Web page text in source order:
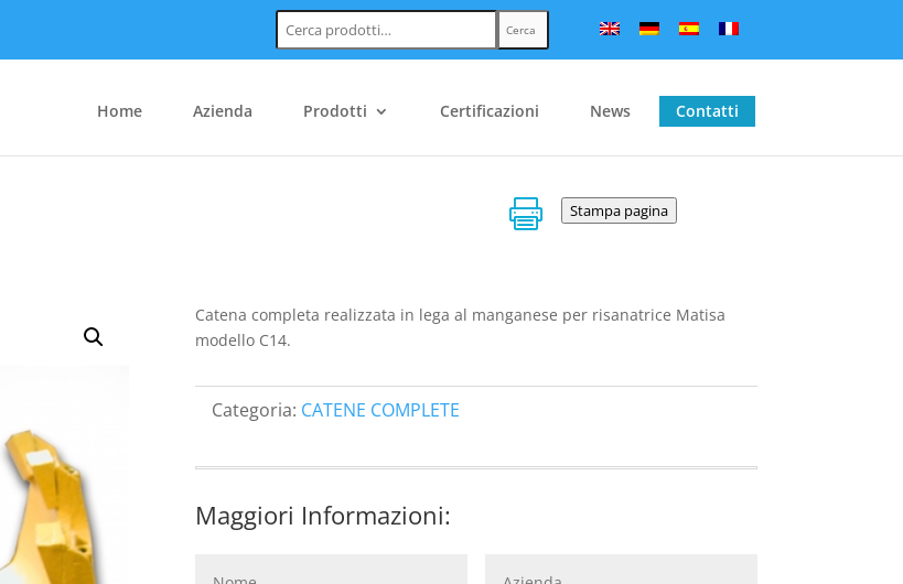
Cerca:
Cerca
Home Azienda Prodotti Certificazioni News Contatti
 Stampa pagina
Catena completa realizzata in lega al manganese per risanatrice Matisa
modello C14.
Categoria: CATENE COMPLETE
Maggiori Informazioni: